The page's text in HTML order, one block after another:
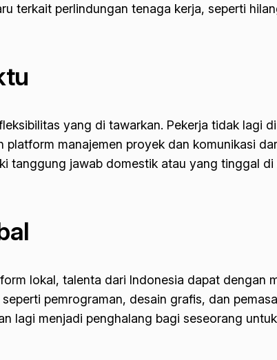
terkait perlindungan tenaga kerja, seperti
yang di tawarkan. Pekerja tidak lagi
manajemen proyek dan komunikasi
tanggung jawab domestik atau yang tinggal
lokal, talenta dari Indonesia dapat dengan
pemrograman, desain grafis, dan
lagi menjadi penghalang bagi seseorang